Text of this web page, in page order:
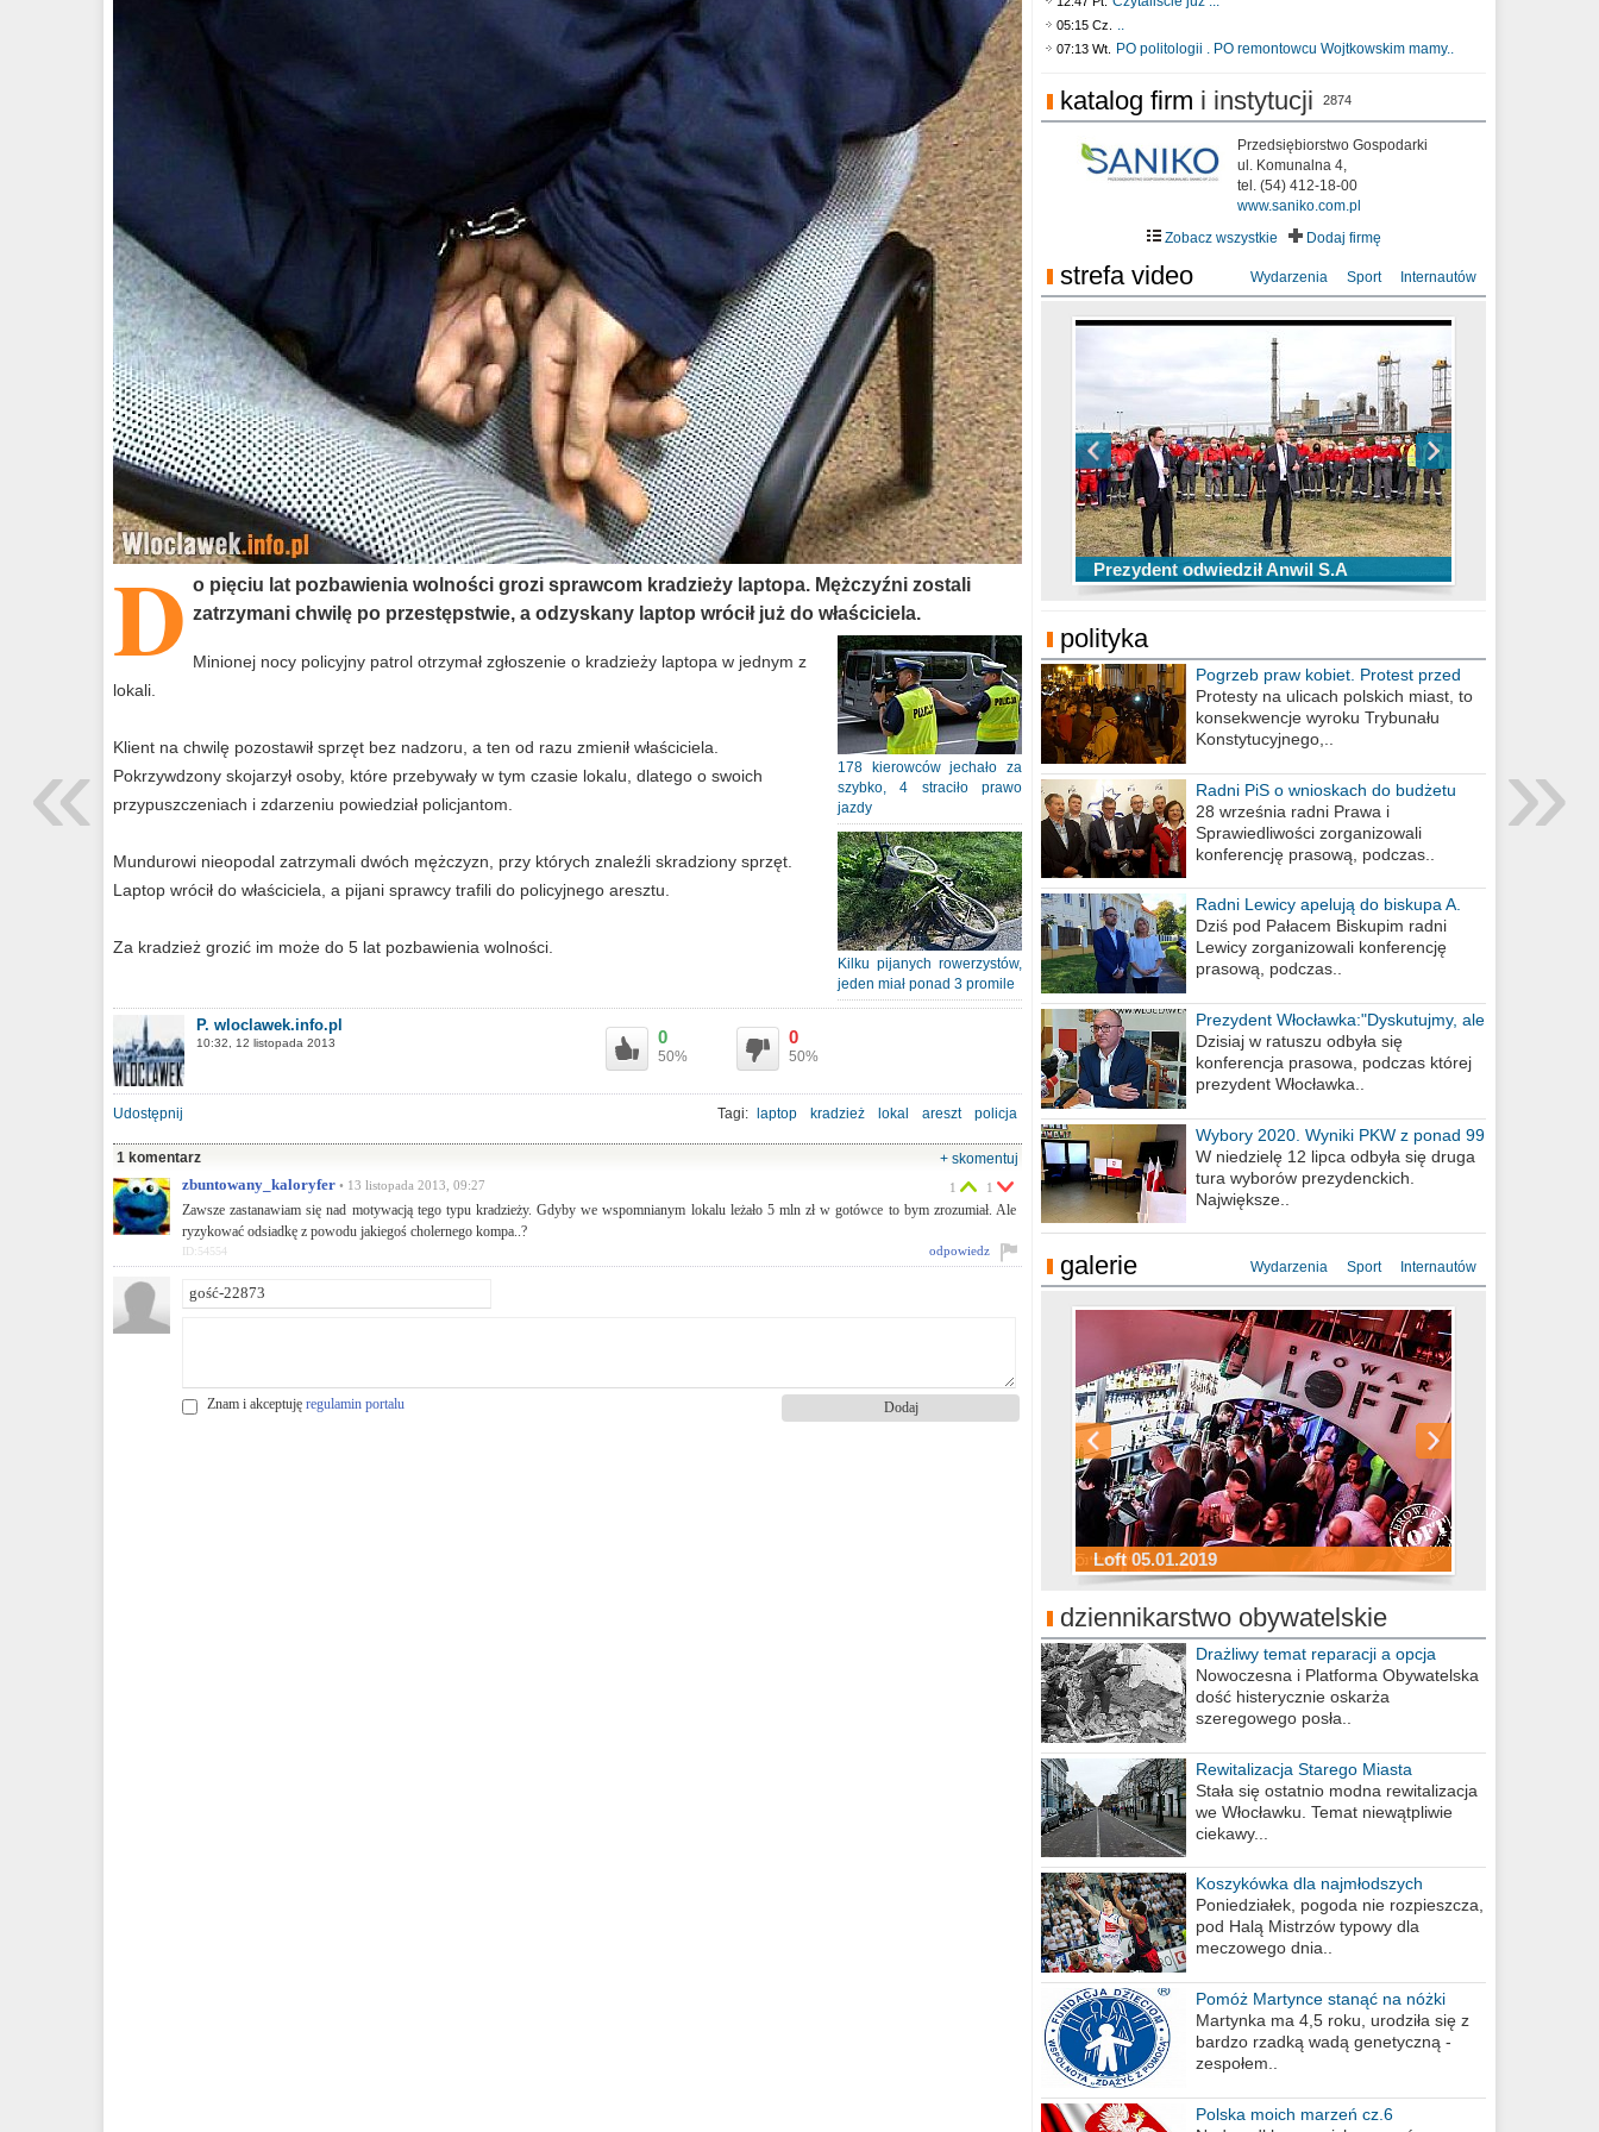
D o pięciu lat pozbawienia wolności grozi sprawcom kradzieży laptopa. Mężczyźni zostali
zatrzymani chwilę po przestępstwie, a odzyskany laptop wrócił już do właściciela.
178 kierowców jechało za
szybko, 4 straciło prawo
jazdy
Kilku pijanych rowerzystów,
jeden miał ponad 3 promile
Minionej nocy policyjny patrol otrzymał zgłoszenie o kradzieży laptopa w jednym z
lokali.
Klient na chwilę pozostawił sprzęt bez nadzoru, a ten od razu zmienił właściciela.
Pokrzywdzony skojarzył osoby, które przebywały w tym czasie lokalu, dlatego o swoich
przypuszczeniach i zdarzeniu powiedział policjantom.
Mundurowi nieopodal zatrzymali dwóch mężczyzn, przy których znaleźli skradziony sprzęt.
Laptop wrócił do właściciela, a pijani sprawcy trafili do policyjnego aresztu.
Za kradzież grozić im może do 5 lat pozbawienia wolności.
P. wloclawek.info.pl
10:32, 12 listopada 2013 0
50%
0
50%
Udostępnij Tagi: laptop kradzież lokal areszt policja
1 komentarz
+ skomentuj
zbuntowany_kaloryfer • 13 listopada 2013, 09:27
Zawsze zastanawiam się nad motywacją tego typu kradzieży. Gdyby we wspomnianym lokalu leżało 5 mln zł w gotówce to bym zrozumiał. Ale
ryzykować odsiadkę z powodu jakiegoś cholernego kompa..?
1 1
odpowiedz
ID:54554
Znam i akceptuję regulamin portalu
05:15 Cz. ..
07:13 Wt. PO politologii . PO remontowcu Wojtkowskim mamy..
katalog firm i instytucji 2874
Przedsiębiorstwo Gospodarki
ul. Komunalna 4,
tel. (54) 412-18-00
www.saniko.com.pl
Zobacz wszystkie
Dodaj firmę
strefa video Wydarzenia Sport Internautów
Prezydent odwiedził Anwil S.A
TOP 10 przechwytów Anwilu Włocławek
w EBL w sezonie 2019/2020
TOP 5 rzutów Anwilu Włocławek w BCL
w sezonie 2019/2020
Ni To Ponk - W oczach mamy strach
sixf33t .Last Year DRONE FOOTAGE
Włocławek
XXIII Sesja Rady Miasta Włocławek VIII
kadencji w dniu 09.06.2020 r.
polityka
Pogrzeb praw kobiet. Protest przed
biurem poselskim PiS
Protesty na ulicach polskich miast, to
konsekwencje wyroku Trybunału
Konstytucyjnego,..
Radni PiS o wnioskach do budżetu
miasta na 2021 rok
28 września radni Prawa i
Sprawiedliwości zorganizowali
konferencję prasową, podczas..
Radni Lewicy apelują do biskupa A.
Wiesława Meringa
Dziś pod Pałacem Biskupim radni
Lewicy zorganizowali konferencję
prasową, podczas..
Prezydent Włocławka:"Dyskutujmy, ale
nie obrażajmy się”
Dzisiaj w ratuszu odbyła się
konferencja prasowa, podczas której
prezydent Włocławka..
Wybory 2020. Wyniki PKW z ponad 99
procent obwodów
W niedzielę 12 lipca odbyła się druga
tura wyborów prezydenckich.
Największe..
galerie Wydarzenia Sport Internautów
Loft 05.01.2019
Sylwester Podgrodzie 31.12.2018
Sylwester Pensjonat Michelin 31.12.2018
Sylwester Hotel Młyn 31.12.2018
Sylwester Miejski 31.12.2018
Sylwester Loft 31.12.2018
dziennikarstwo obywatelskie
Drażliwy temat reparacji a opcja
berlińska
Nowoczesna i Platforma Obywatelska
dość histerycznie oskarża
szeregowego posła..
Rewitalizacja Starego Miasta
Stała się ostatnio modna rewitalizacja
we Włocławku. Temat niewątpliwie
ciekawy...
Koszykówka dla najmłodszych
Poniedziałek, pogoda nie rozpieszcza,
pod Halą Mistrzów typowy dla
meczowego dnia..
Pomóż Martynce stanąć na nóżki
Martynka ma 4,5 roku, urodziła się z
bardzo rzadką wadą genetyczną -
zespołem..
Polska moich marzeń cz.6
»
«